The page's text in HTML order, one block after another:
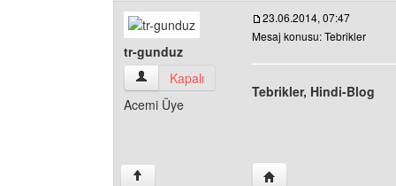
tr-gunduz
tr-gunduz Kullanıcının profilini görüntüle
Kapalı
Acemi Üye
23.06.2014, 07:47
Mesaj konusu: Tebrikler
Tebrikler, Hindi-Blog
↑ Yazarın web sitesini